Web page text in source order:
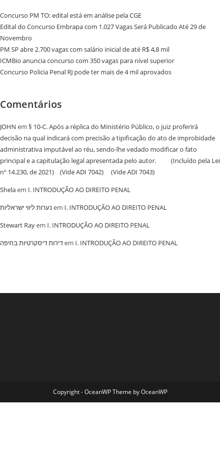
Concurso PM TO: edital está em análise pela CGE
Edital do Concurso Embrapa com 1.027 Vagas Será Publicado Até 29 de
Novembro
PM SP abre 2.700 vagas com salário inicial de até R$ 4,8 mil
ICMBio anuncia concurso com 350 vagas para nível superior
Concurso Policia Penal RJ pode ter mais de 4 mil aprovados
Comentários
JOHN em § 10-C. Após a réplica do Ministério Público, o juiz proferirá
decisão na qual indicará com precisão a tipificação do ato de improbidade
administrativa imputável ao réu, sendo-lhe vedado modificar o fato
principal e a capitulação legal apresentada pelo autor. (Incluído pela Lei
nº 14.230, de 2021) (Vide ADI 7042) (Vide ADI 7043)
Shelaem I. INTRODUÇÃO AO DIREITO PENAL
נערות ליווי ישראליות em I. INTRODUÇÃO AO DIREITO PENAL
Stewart Rayem I. INTRODUÇÃO AO DIREITO PENAL
‏דירות דיסקרטיות בחיפהem I. INTRODUÇÃO AO DIREITO PENAL
Copyright - OceanWP Theme by OceanWP